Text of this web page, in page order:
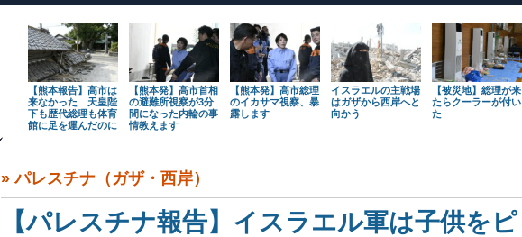
【熊本報告】高市は
来なかった 天皇陛
下も歴代総理も体育
館に足を運んだのに
【熊本発】高市首相
の避難所視察が3分
間になった内輪の事
情教えます
【熊本発】高市総理
のイカサマ視察、暴
露します
イスラエルの主戦場
はガザから西岸へと
向かう
【被災地】総理が来
たらクーラーが付い
た
»パレスチナ（ガザ・西岸）
【パレスチナ報告】イスラエル軍は子供をピ